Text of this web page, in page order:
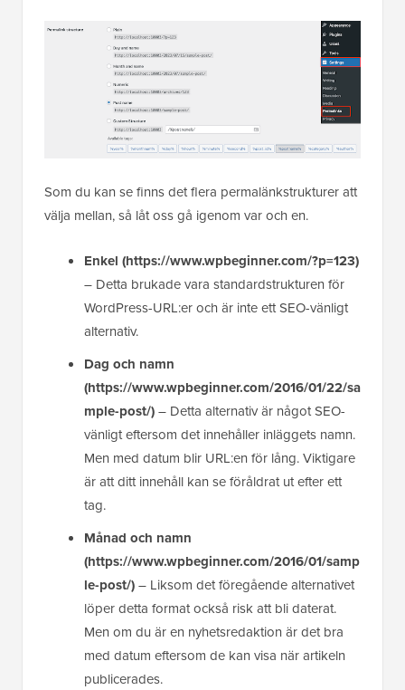
Som du kan se finns det flera permalänkstrukturer att
välja mellan, så låt oss gå igenom var och en.
Enkel (https://www.wpbeginner.com/?p=123)
– Detta brukade vara standardstrukturen för
WordPress-URL:er och är inte ett SEO-vänligt
alternativ.
Dag och namn
(https://www.wpbeginner.com/2016/01/22/sa
mple-post/)– Detta alternativ är något SEO-
vänligt eftersom det innehåller inläggets namn.
Men med datum blir URL:en för lång. Viktigare
är att ditt innehåll kan se föråldrat ut efter ett
tag.
Månad och namn
(https://www.wpbeginner.com/2016/01/samp
le-post/)– Liksom det föregående alternativet
löper detta format också risk att bli daterat.
Men om du är en nyhetsredaktion är det bra
med datum eftersom de kan visa när artikeln
publicerades.